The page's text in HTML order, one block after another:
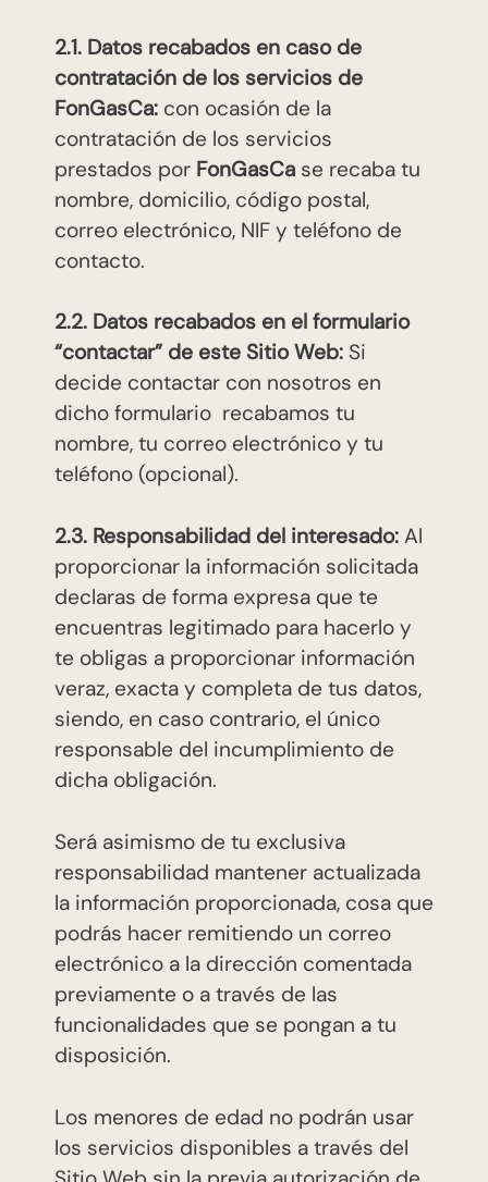
2.1. Datos recabados en caso de
contratación de los servicios de
FonGasCa: con ocasión de la
contratación de los servicios
prestados por FonGasCa se recaba tu
nombre, domicilio, código postal,
correo electrónico, NIF y teléfono de
contacto.
2.2. Datos recabados en el formulario
“contactar” de este Sitio Web: Si
decide contactar con nosotros en
dicho formulario recabamos tu
nombre, tu correo electrónico y tu
teléfono (opcional).
2.3. Responsabilidad del interesado: Al
proporcionar la información solicitada
declaras de forma expresa que te
encuentras legitimado para hacerlo y
te obligas a proporcionar información
veraz, exacta y completa de tus datos,
siendo, en caso contrario, el único
responsable del incumplimiento de
dicha obligación.
Será asimismo de tu exclusiva
responsabilidad mantener actualizada
la información proporcionada, cosa que
podrás hacer remitiendo un correo
electrónico a la dirección comentada
previamente o a través de las
funcionalidades que se pongan a tu
disposición.
Los menores de edad no podrán usar
los servicios disponibles a través del